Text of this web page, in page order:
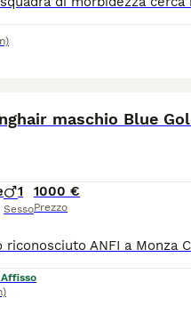
maschio Blue
1
Sesso
1000 €
Prezzo